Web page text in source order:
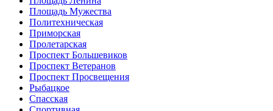
Площадь Мужества
Политехническая
Приморская
Пролетарская
Проспект Большевиков
Проспект Ветеранов
Проспект Просвещения
Рыбацкое
Спасская